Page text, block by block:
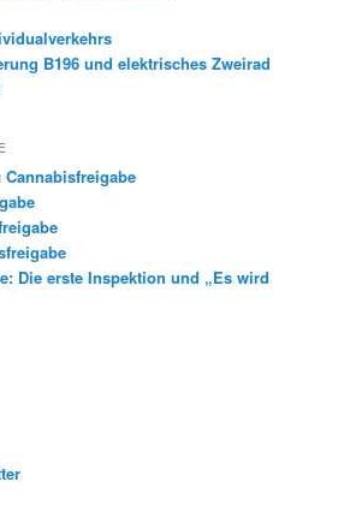
B196 und elektrisches Zweirad
Cannabisfreigabe
Die erste Inspektion und „Es wird